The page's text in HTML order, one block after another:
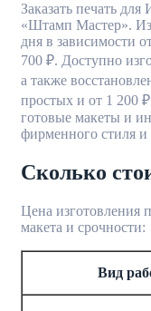
Заказать печать
«Штамп Мастер».
дня в зависимости
700 ₽. Доступно
а также
простых и от 1 200
готовые макеты и
фирменного стиля
Сколько
Цена изготовления
макета и срочности:
Вид